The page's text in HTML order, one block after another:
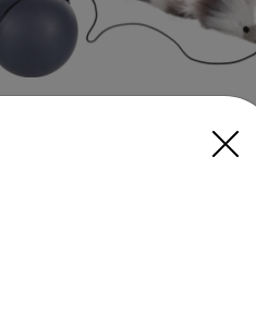
BALLE MOBILE AVEC